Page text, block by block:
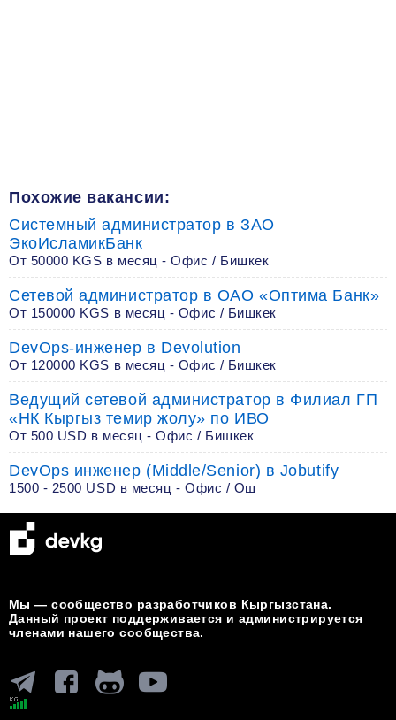
Похожие вакансии:
Системный администратор в ЗАО
ЭкоИсламикБанк
От 50000 KGS в месяц - Офис / Бишкек
Сетевой администратор в ОАО «Оптима Банк»
От 150000 KGS в месяц - Офис / Бишкек
DevOps-инженер в Devolution
От 120000 KGS в месяц - Офис / Бишкек
Ведущий сетевой администратор в Филиал ГП
«НК Кыргыз темир жолу» по ИВО
От 500 USD в месяц - Офис / Бишкек
DevOps инженер (Middle/Senior) в Jobutify
1500 - 2500 USD в месяц - Офис / Ош
Мы — сообщество разработчиков Кыргызстана.
Данный проект поддерживается и администрируется
членами нашего сообщества.